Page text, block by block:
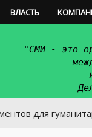
ВЛАСТЬ
"СМИ - это
гуманитарного